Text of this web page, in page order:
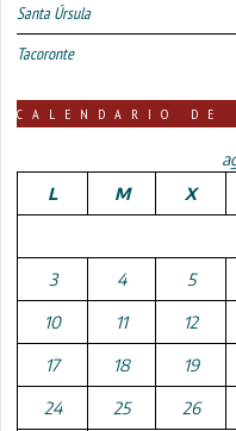
Santa Úrsula
Tacoronte
CALENDARIO DE
L
M X
3 4 5
10 11 12
17 18 19
24 25 26